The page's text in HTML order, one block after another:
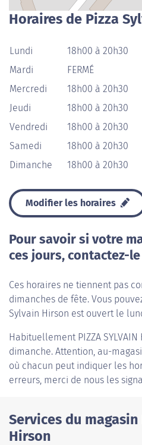
Horaires de Pizza
Lundi
18h00 à 20h30
Mardi
FERMÉ
Mercredi
18h00 à 20h30
Jeudi
18h00 à 20h30
Vendredi
18h00 à 20h30
Samedi
18h00 à 20h30
Dimanche
18h00 à 20h30
Modifier les horaires
Pour savoir si votre
ces jours, contactez-le
Ces horaires ne tiennent pas
dimanches de fête. Vous
Sylvain Hirson est ouvert le
Habituellement PIZZA SYLVAIN
dimanche. Attention, au-
où chacun peut indiquer les
erreurs, merci de nous les
Services du
Hirson